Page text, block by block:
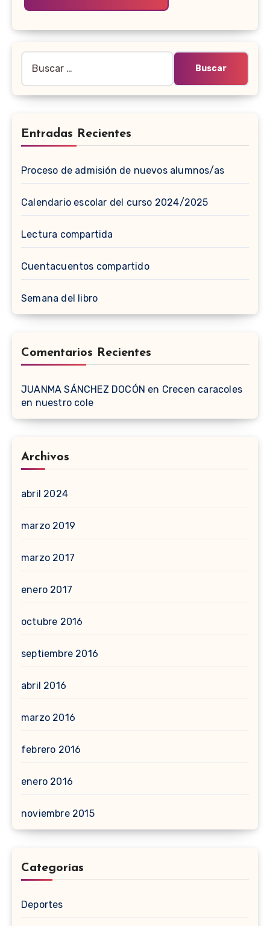
Entradas Recientes
Proceso de admisión de nuevos alumnos/as
Calendario escolar del curso 2024/2025
Lectura compartida
Cuentacuentos compartido
Semana del libro
Comentarios Recientes
JUANMA SÁNCHEZ DOCÓN en Crecen caracoles
en nuestro cole
Archivos
abril 2024
marzo 2019
marzo 2017
enero 2017
octubre 2016
septiembre 2016
abril 2016
marzo 2016
febrero 2016
enero 2016
noviembre 2015
Categorías
Deportes